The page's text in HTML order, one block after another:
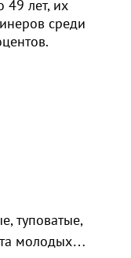
49 лет, их
среди
туповатые,
молодых…